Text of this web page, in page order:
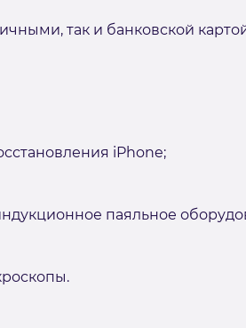
так и банковской
iPhone;
паяльное